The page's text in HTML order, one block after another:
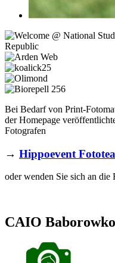
Bei Bedarf von Print-
der Homepage
Fotografen
→ Hippoevent
oder wenden Sie sich an die
CAIO